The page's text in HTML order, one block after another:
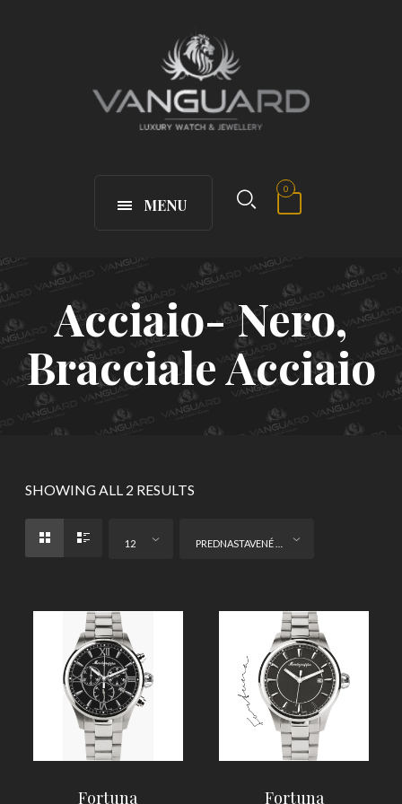
MENU
0
Acciaio- Nero,
Bracciale Acciaio
SHOWING ALL 2 RESULTS
12
Fortuna Fortuna